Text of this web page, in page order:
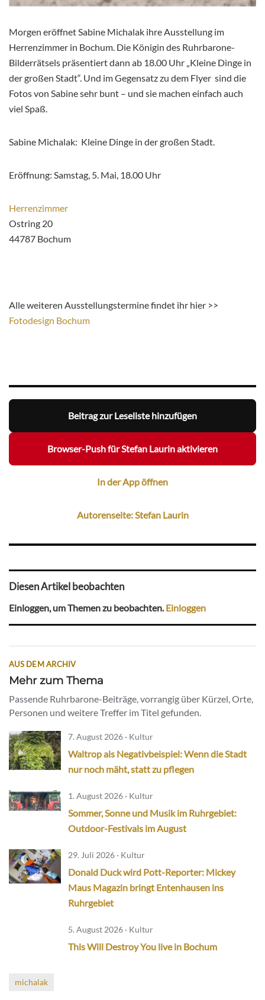
Morgen eröffnet Sabine Michalak ihre Ausstellung im
Herrenzimmer in Bochum. Die Königin des Ruhrbarone-
Bilderrätsels präsentiert dann ab 18.00 Uhr „Kleine Dinge in
der großen Stadt“. Und im Gegensatz zu dem Flyer sind die
Fotos von Sabine sehr bunt – und sie machen einfach auch
viel Spaß.
Sabine Michalak: Kleine Dinge in der großen Stadt.
Eröffnung: Samstag, 5. Mai, 18.00 Uhr
Herrenzimmer
Ostring 20
44787 Bochum
Alle weiteren Ausstellungstermine findet ihr hier >>
Fotodesign Bochum
Beitrag zur Leseliste hinzufügen
Browser-Push für Stefan Laurin aktivieren
In der App öffnen
Autorenseite: Stefan Laurin
Diesen Artikel beobachten
Einloggen, um Themen zu beobachten.Einloggen
AUS DEM ARCHIV
Mehr zum Thema
Passende Ruhrbarone-Beiträge, vorrangig über Kürzel, Orte,
Personen und weitere Treffer im Titel gefunden.
7. August 2026 · Kultur
Waltrop als Negativbeispiel: Wenn die Stadt
nur noch mäht, statt zu pflegen
1. August 2026 · Kultur
Sommer, Sonne und Musik im Ruhrgebiet:
Outdoor-Festivals im August
29. Juli 2026 · Kultur
Donald Duck wird Pott-Reporter: Mickey
Maus Magazin bringt Entenhausen ins
Ruhrgebiet
5. August 2026 · Kultur
This Will Destroy You live in Bochum
michalak